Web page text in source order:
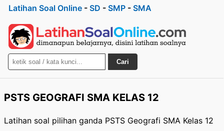
Latihan Soal Online - SD - SMP - SMA
Cari
PSTS GEOGRAFI SMA KELAS 12
Latihan soal pilihan ganda PSTS Geografi SMA Kelas 12